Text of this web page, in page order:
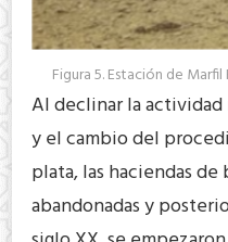
Figura 5. Estación de
Al declinar la
y el cambio del
plata, las haciendas
abandonadas y